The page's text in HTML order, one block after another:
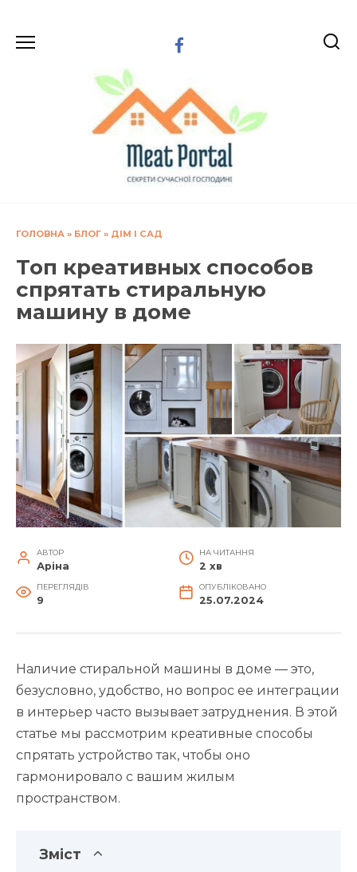
вмісту
ГОЛОВНА » БЛОГ » ДІМ І САД
Топ креативных способов
спрятать стиральную
машину в доме
АВТОР
Аріна
НА ЧИТАННЯ
2 хв
ПЕРЕГЛЯДІВ
9
ОПУБЛІКОВАНО
25.07.2024
Наличие стиральной машины в доме — это,
безусловно, удобство, но вопрос ее интеграции
в интерьер часто вызывает затруднения. В этой
статье мы рассмотрим креативные способы
спрятать устройство так, чтобы оно
гармонировало с вашим жилым
пространством.
Зміст